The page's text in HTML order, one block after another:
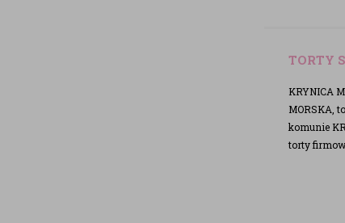
TORTY
KRYNICA
MORSKA,
komunie
torty